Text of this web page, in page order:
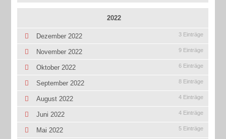
2022
Dezember 2022 3 Einträge
November 2022 9 Einträge
Oktober 2022 6 Einträge
September 2022 8 Einträge
August 2022 4 Einträge
Juni 2022 4 Einträge
Mai 2022 5 Einträge